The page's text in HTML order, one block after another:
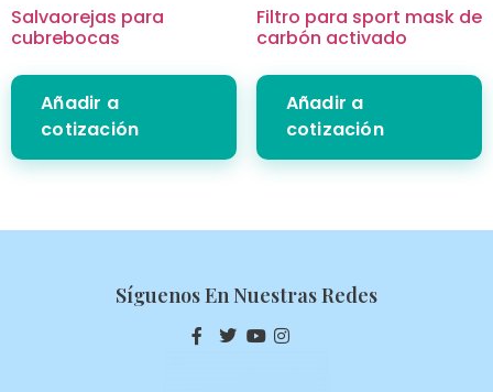
Salvaorejas para
cubrebocas
Añadir a
cotización
Filtro para sport mask de
carbón activado
Añadir a
cotización
Síguenos En Nuestras Redes